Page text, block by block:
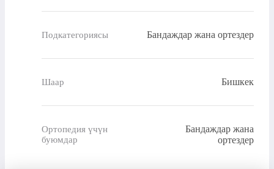
Подкатегориясы Бандаждар жана ортездер
Шаар Бишкек
Ортопедия үчүн
буюмдар
Бандаждар жана
ортездер